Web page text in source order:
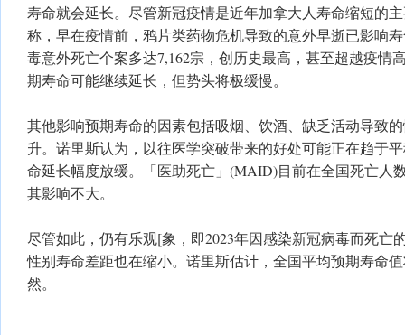
寿命就会延长。尽管新冠疫情是近年加拿大人寿命缩短的
称，早在疫情前，鸦片类药物危机导致的意外早逝已影响
毒意外死亡个案多达7,162宗，创历史最高，甚至超越疫情
期寿命可能继续延长，但势头将极缓慢。
其他影响预期寿命的因素包括吸烟、饮酒、缺乏活动导致
升。诺里斯认为，以往医学突破带来的好处可能正在趋于
命延长幅度放缓。「医助死亡」(MAID)目前在全国死亡人
其影响不大。
尽管如此，仍有乐观[象，即2023年因感染新冠病毒而死亡
性别寿命差距也在缩小。诺里斯估计，全国平均预期寿命
然。